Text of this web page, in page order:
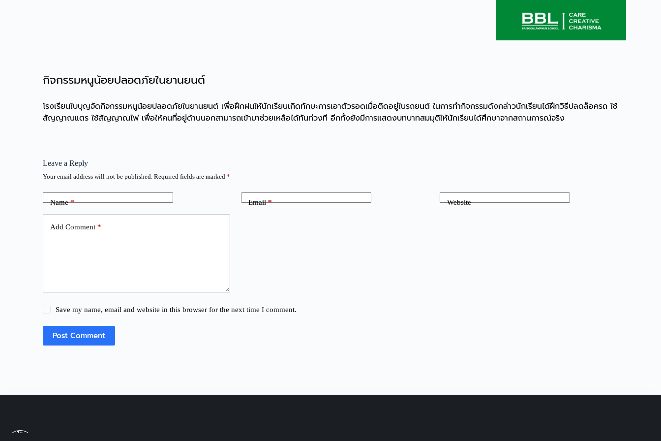
กิจกรรมหนูน้อยปลอดภัยในยานยนต์
โรงเรียนใบบุญจัดกิจกรรมหนูน้อยปลอดภัยในยานยนต์ เพื่อฝึกฝนให้นักเรียนเกิดทักษะการเอาตัวรอดเมื่อติดอยู่ในรถยนต์ ในการทำกิจกรรมดังกล่าวนักเรียนได้ฝึกวิธีปลดล็อครถ ใช้
สัญญาณแตร ใช้สัญญาณไฟ เพื่อให้คนที่อยู่ด้านนอกสามารถเข้ามาช่วยเหลือได้ทันท่วงที อีกทั้งยังมีการแสดงบทบาทสมมุติให้นักเรียนได้ศึกษาจากสถานการณ์จริง
Leave a Reply
Your email address will not be published. Required fields are marked*
Name* Email* Website
Add Comment *
Save my name, email and website in this browser for the next time I comment.
Post Comment